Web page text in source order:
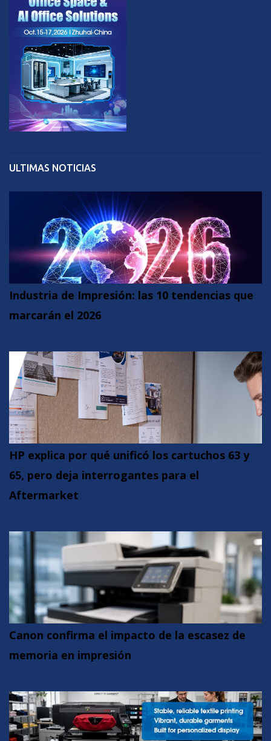
ULTIMAS NOTICIAS
Industria de Impresión: las 10 tendencias que
marcarán el 2026
HP explica por qué unificó los cartuchos 63 y
65, pero deja interrogantes para el
Aftermarket
Canon confirma el impacto de la escasez de
memoria en impresión